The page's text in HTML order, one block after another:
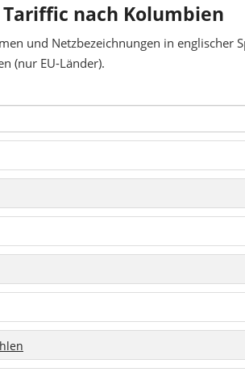
nach Kolumbien
und Netzbezeichnungen in englischer
(nur EU-Länder).